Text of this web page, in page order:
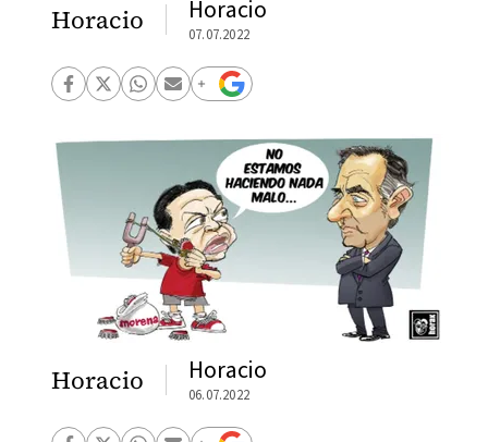
Horacio Horacio
07.07.2022
Horacio Horacio
06.07.2022